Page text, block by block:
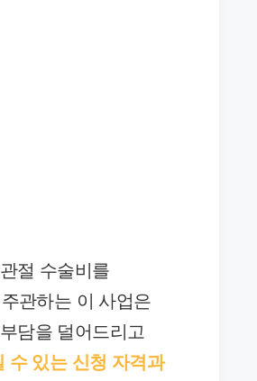
절 수술비를
관하는 이 사업은
담을 덜어드리고
수 있는 신청 자격과